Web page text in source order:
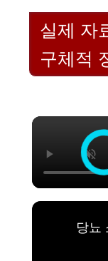
실제 자
구체적